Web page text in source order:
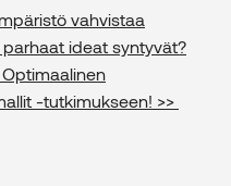
vahvistaa
ideat syntyvät?
-tutkimukseen! >>